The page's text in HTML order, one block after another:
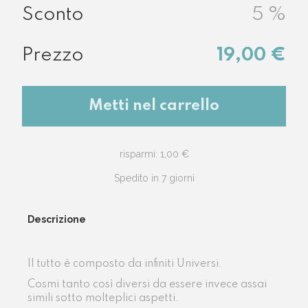
19,00 €
5 %
Metti nel carrello
risparmi: 1,00 €
Spedito in 7 giorni
Descrizione
Il tutto è composto da infiniti Universi.
Cosmi tanto così diversi da essere invece assai
simili sotto molteplici aspetti.